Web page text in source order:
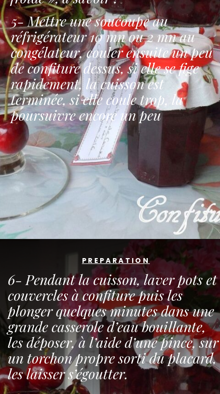
5- Mettre une soucoupe au
réfrigérateur 10 mn ou 2 mn au
congélateur, couler ensuite un peu
de confiture dessus, si elle se fige
rapidement, la cuisson est
terminée, si elle coule trop, la
poursuivre encore un peu
PREPARATION
6- Pendant la cuisson, laver pots et
couvercles à confiture puis les
plonger quelques minutes dans une
grande casserole d’eau bouillante,
les déposer, à l’aide d’une pince, sur
un torchon propre sorti du placard,
les laisser s’égoutter.